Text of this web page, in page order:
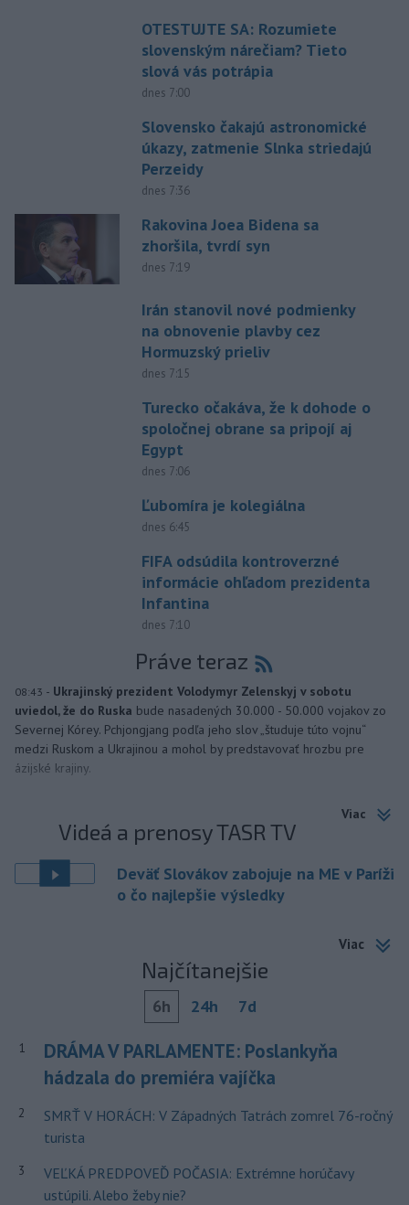
OTESTUJTE SA: Rozumiete
slovenským nárečiam? Tieto
slová vás potrápia
dnes 7:00
Slovensko čakajú astronomické
úkazy, zatmenie Slnka striedajú
Perzeidy
dnes 7:36
Rakovina Joea Bidena sa
zhoršila, tvrdí syn
dnes 7:19
Irán stanovil nové podmienky
na obnovenie plavby cez
Hormuzský prieliv
dnes 7:15
Turecko očakáva, že k dohode o
spoločnej obrane sa pripojí aj
Egypt
dnes 7:06
Ľubomíra je kolegiálna
dnes 6:45
FIFA odsúdila kontroverzné
informácie ohľadom prezidenta
Infantina
dnes 7:10
Práve teraz
08:43 - Ukrajinský prezident Volodymyr Zelenskyj v sobotu
uviedol, že do Ruska bude nasadených 30.000 - 50.000 vojakov zo
Severnej Kórey. Pchjongjang podľa jeho slov „študuje túto vojnu“
medzi Ruskom a Ukrajinou a mohol by predstavovať hrozbu pre
ázijské krajiny.
Viac
Videá a prenosy TASR TV
Deväť Slovákov zabojuje na ME v Paríži
o čo najlepšie výsledky
Viac
Najčítanejšie
6h 24h 7d
1
DRÁMA V PARLAMENTE: Poslankyňa
hádzala do premiéra vajíčka
2
SMRŤ V HORÁCH: V Západných Tatrách zomrel 76-ročný
turista
3
VEĽKÁ PREDPOVEĎ POČASIA: Extrémne horúčavy
ustúpili. Alebo žeby nie?